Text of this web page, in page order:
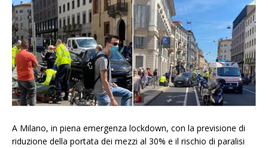
A Milano, in piena emergenza lockdown, con la previsione di
riduzione della portata dei mezzi al 30% e il rischio di paralisi